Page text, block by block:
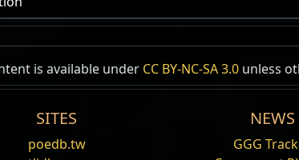
Совершенный кровавый
Демон
Perfect Blood Demon
is available under CC BY-NC-SA 3.0 unless
SITES
poedb.tw
NEWS
GGG